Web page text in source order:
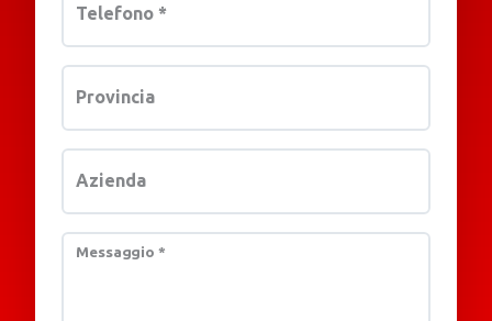
Telefono *
Provincia
Azienda
Messaggio *